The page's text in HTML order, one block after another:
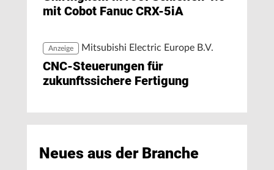
mit Cobot Fanuc CRX-5iA
Anzeige Mitsubishi Electric Europe B.V.
CNC-Steuerungen für
zukunftssichere Fertigung
Neues aus der Branche